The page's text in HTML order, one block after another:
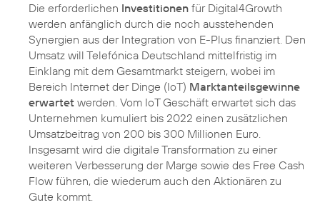
Die erforderlichen Investitionen für Digital4Growth
werden anfänglich durch die noch ausstehenden
Synergien aus der Integration von E-Plus finanziert. Den
Umsatz will Telefónica Deutschland mittelfristig im
Einklang mit dem Gesamtmarkt steigern, wobei im
Bereich Internet der Dinge (IoT) Marktanteilsgewinne
erwartet werden. Vom IoT Geschäft erwartet sich das
Unternehmen kumuliert bis 2022 einen zusätzlichen
Umsatzbeitrag von 200 bis 300 Millionen Euro.
Insgesamt wird die digitale Transformation zu einer
weiteren Verbesserung der Marge sowie des Free Cash
Flow führen, die wiederum auch den Aktionären zu
Gute kommt.